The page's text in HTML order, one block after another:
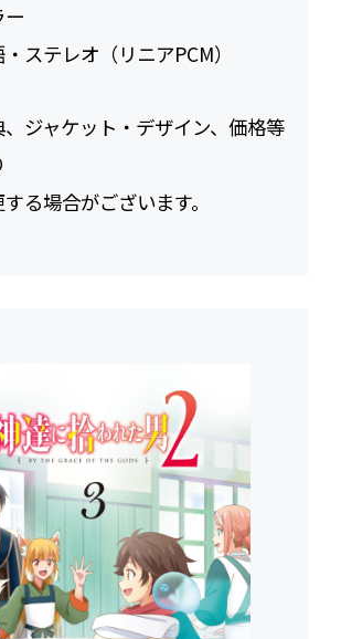
ー
ステレオ（リニアPCM）
ジャケット・デザイン、価格等
る場合がございます。